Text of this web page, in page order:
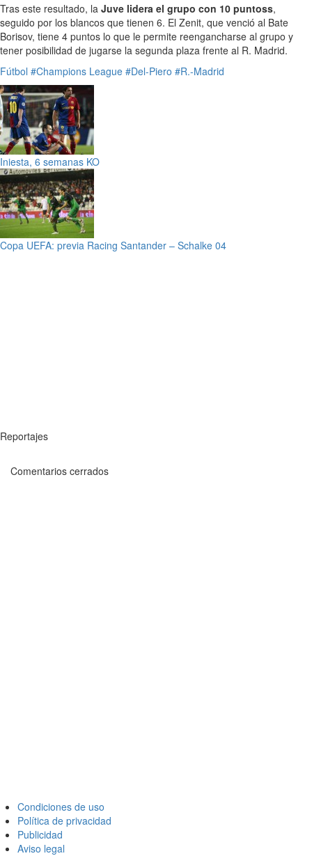
Tras este resultado, la Juve lidera el grupo con 10 puntoss,
seguido por los blancos que tienen 6. El Zenit, que venció al Bate
Borisov, tiene 4 puntos lo que le permite reengancharse al grupo y
tener posibilidad de jugarse la segunda plaza frente al R. Madrid.
Fútbol #Champions League #Del-Piero #R.-Madrid
Iniesta, 6 semanas KO
Copa UEFA: previa Racing Santander – Schalke 04
Reportajes
Comentarios cerrados
Condiciones de uso
Política de privacidad
Publicidad
Aviso legal